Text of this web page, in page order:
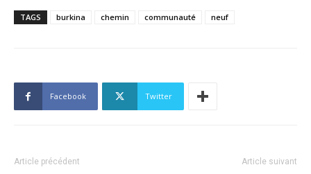
TAGS burkina chemin communauté neuf
Facebook Twitter
Article précédent Article suivant